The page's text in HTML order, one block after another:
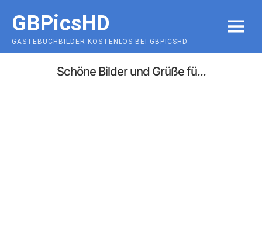
content
GBPicsHD
GÄSTEBUCHBILDER KOSTENLOS BEI GBPICSHD
MENU
Schöne Bilder und Grüße fü...